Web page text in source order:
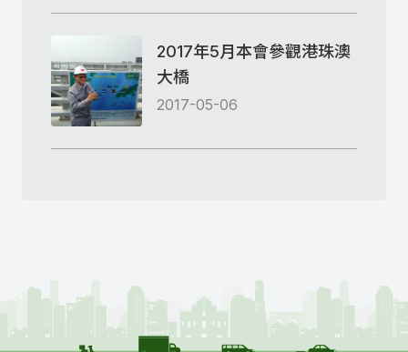
2017年5月本會參觀港珠澳
大橋
2017-05-06